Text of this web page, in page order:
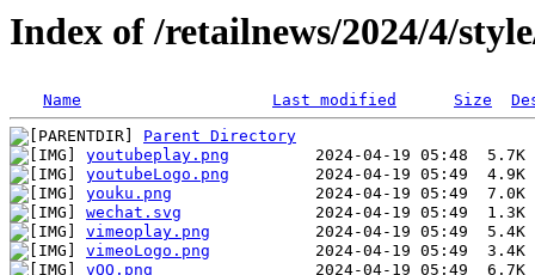
Index of /retailnews/2024/4/
Name Last modified Size
Parent Directory
youtubeplay.png
youtubeLogo.png
youku.png
wechat.svg
vimeoplay.png
vimeoLogo.png
vQQ.png